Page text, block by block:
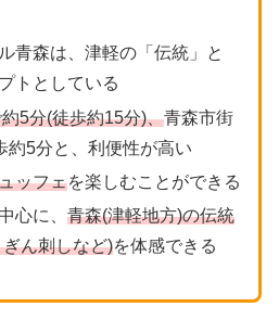
青森は、津軽の「伝統」と
トとしている
5分(徒歩約15分)、青森市街
約5分と、利便性が高い
ッフェを楽しむことができる
心に、 青森(津軽地方)の伝統
ん刺しなど)を体感できる